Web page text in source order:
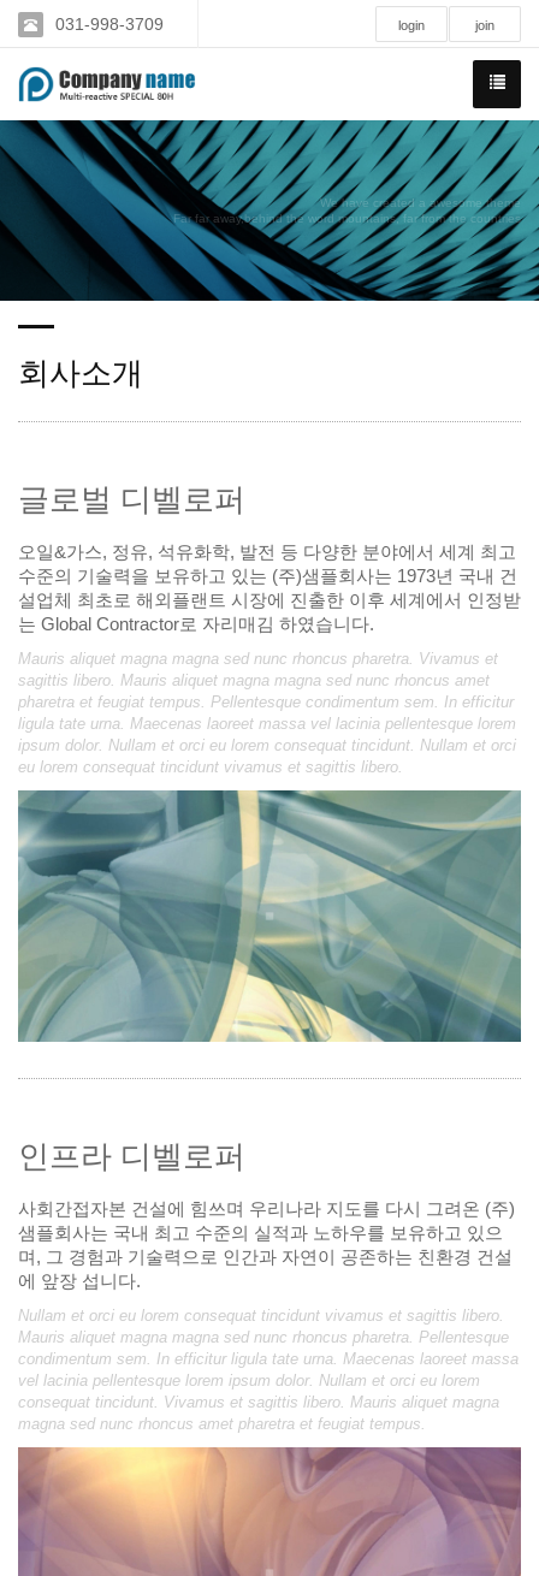
031-998-3709 login join
We have created a awesome theme
Far far away,behind the word mountains, far from the countries
회사소개
글로벌 디벨로퍼
오일&가스, 정유, 석유화학, 발전 등 다양한 분야에서 세계 최고
수준의 기술력을 보유하고 있는 (주)샘플회사는 1973년 국내 건
설업체 최초로 해외플랜트 시장에 진출한 이후 세계에서 인정받
는 Global Contractor로 자리매김 하였습니다.
Mauris aliquet magna magna sed nunc rhoncus pharetra. Vivamus et
sagittis libero. Mauris aliquet magna magna sed nunc rhoncus amet
pharetra et feugiat tempus. Pellentesque condimentum sem. In efficitur
ligula tate urna. Maecenas laoreet massa vel lacinia pellentesque lorem
ipsum dolor. Nullam et orci eu lorem consequat tincidunt. Nullam et orci
eu lorem consequat tincidunt vivamus et sagittis libero.
인프라 디벨로퍼
사회간접자본 건설에 힘쓰며 우리나라 지도를 다시 그려온 (주)
샘플회사는 국내 최고 수준의 실적과 노하우를 보유하고 있으
며, 그 경험과 기술력으로 인간과 자연이 공존하는 친환경 건설
에 앞장 섭니다.
Nullam et orci eu lorem consequat tincidunt vivamus et sagittis libero.
Mauris aliquet magna magna sed nunc rhoncus pharetra. Pellentesque
condimentum sem. In efficitur ligula tate urna. Maecenas laoreet massa
vel lacinia pellentesque lorem ipsum dolor. Nullam et orci eu lorem
consequat tincidunt. Vivamus et sagittis libero. Mauris aliquet magna
magna sed nunc rhoncus amet pharetra et feugiat tempus.